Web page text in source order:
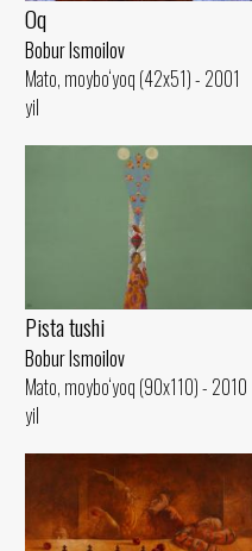
Oq
Bobur Ismoilov
Mato, moybo‘yoq (42x51) - 2001
yil
Pista tushi
Bobur Ismoilov
Mato, moybo‘yoq (90x110) - 2010
yil